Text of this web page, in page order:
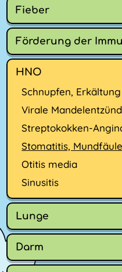
Fieber
Förderung der
HNO
Schnupfen, Erkältung
Virale
Streptokokken-
Stomatitis, Mundfäule
Otitis media
Sinusitis
Lunge
Darm